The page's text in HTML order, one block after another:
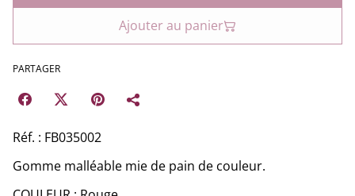
Ajouter au panier
PARTAGER
Réf. : FB035002
Gomme malléable mie de pain de couleur.